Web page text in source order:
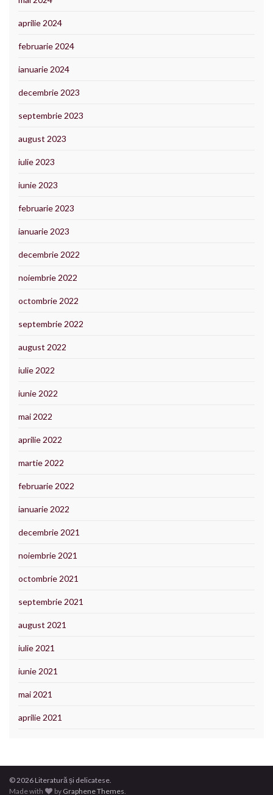
aprilie 2024
februarie 2024
ianuarie 2024
decembrie 2023
septembrie 2023
august 2023
iulie 2023
iunie 2023
februarie 2023
ianuarie 2023
decembrie 2022
noiembrie 2022
octombrie 2022
septembrie 2022
august 2022
iulie 2022
iunie 2022
mai 2022
aprilie 2022
martie 2022
februarie 2022
ianuarie 2022
decembrie 2021
noiembrie 2021
octombrie 2021
septembrie 2021
august 2021
iulie 2021
iunie 2021
mai 2021
aprilie 2021
© 2026 Literatură și delicatese.
Made with
by Graphene Themes